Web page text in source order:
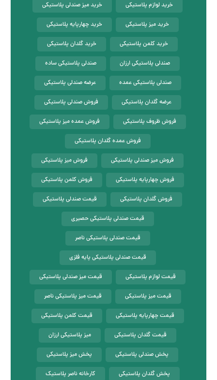
خرید لوازم پلاستیکی خرید میز صندلی پلاستیکی
خرید میز پلاستیکی خرید چهارپایه پلاستیکی
خرید کلمن پلاستیکی خرید گلدان پلاستیکی
صندلی پلاستیکی ارزان صندلی پلاستیکی ساده
صندلی پلاستیکی عمده عرضه صندلی پلاستیکی
عرضه گلدان پلاستیکی فروش صندلی پلاستیکی
فروش ظروف پلاستیکی فروش عمده میز پلاستیکی
فروش عمده گلدان پلاستیکی
فروش میز صندلی پلاستیکی فروش میز پلاستیکی
فروش چهارپایه پلاستیکی فروش کلمن پلاستیکی
فروش گلدان پلاستیکی قیمت صندلی پلاستیکی
قیمت صندلی پلاستیکی حصیری
قیمت صندلی پلاستیکی ناصر
قیمت صندلی پلاستیکی پایه فلزی
قیمت لوازم پلاستیکی قیمت میز صندلی پلاستیکی
قیمت میز پلاستیکی قیمت میز پلاستیکی ناصر
قیمت چهارپایه پلاستیکی قیمت کلمن پلاستیکی
قیمت گلدان پلاستیکی میز پلاستیکی ارزان
پخش صندلی پلاستیکی پخش میز پلاستیکی
پخش گلدان پلاستیکی کارخانه ناصر پلاستیک